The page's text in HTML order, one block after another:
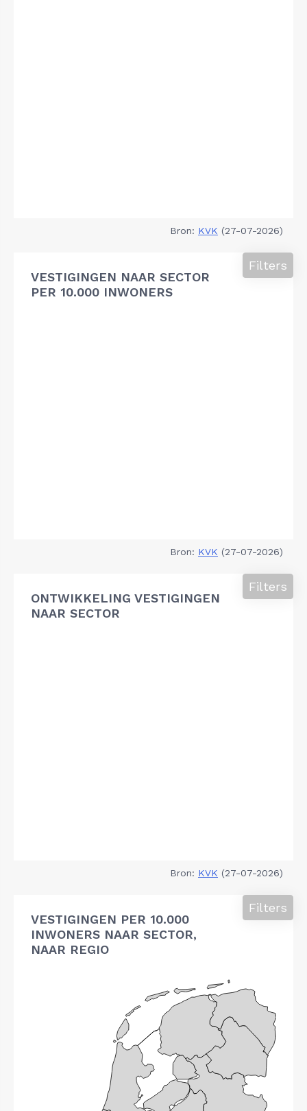
Bron: KVK (27-07-2026)
VESTIGINGEN NAAR SECTOR
PER 10.000 INWONERS
Filters
Bron: KVK (27-07-2026)
ONTWIKKELING VESTIGINGEN
NAAR SECTOR
Filters
Bron: KVK (27-07-2026)
VESTIGINGEN PER 10.000
INWONERS NAAR SECTOR,
NAAR REGIO
Filters